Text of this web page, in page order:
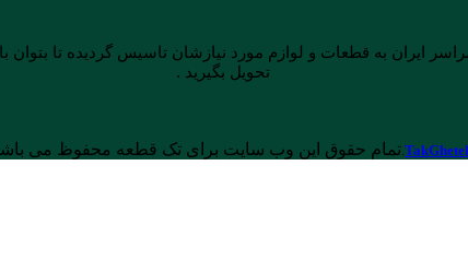
به قطعات و لوازم مورد نیازشان تاسیس گردیده تا بتوان
تحویل بگیرید .
تمام حقوق این وب سایت برای تک قطعه محفوظ می